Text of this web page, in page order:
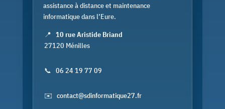
assistance à distance et maintenance
informatique dans l’Eure.
📍 10 rue Aristide Briand
27120 Ménilles
📞 06 24 19 77 09
✉️ contact@sdinformatique27.fr